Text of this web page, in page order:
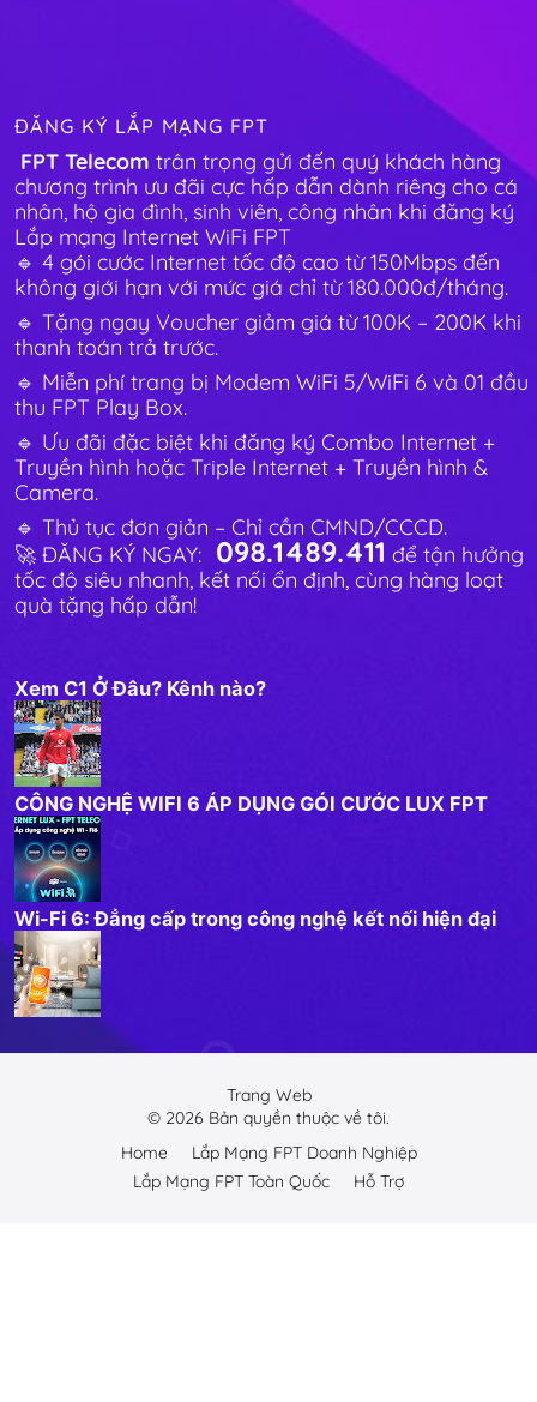
ĐĂNG KÝ LẮP MẠNG FPT
FPT Telecom trân trọng gửi đến quý khách hàng
chương trình ưu đãi cực hấp dẫn dành riêng cho cá
nhân, hộ gia đình, sinh viên, công nhân khi đăng ký
Lắp mạng Internet WiFi FPT
🔹 4 gói cước Internet tốc độ cao từ 150Mbps đến
không giới hạn với mức giá chỉ từ 180.000đ/tháng.
🔹 Tặng ngay Voucher giảm giá từ 100K – 200K khi
thanh toán trả trước.
🔹 Miễn phí trang bị Modem WiFi 5/WiFi 6 và 01 đầu
thu FPT Play Box.
🔹 Ưu đãi đặc biệt khi đăng ký Combo Internet +
Truyền hình hoặc Triple Internet + Truyền hình &
Camera.
🔹 Thủ tục đơn giản – Chỉ cần CMND/CCCD.
🚀 ĐĂNG KÝ NGAY: 098.1489.411 để tận hưởng
tốc độ siêu nhanh, kết nối ổn định, cùng hàng loạt
quà tặng hấp dẫn!
Xem C1 Ở Đâu? Kênh nào?
CÔNG NGHỆ WIFI 6 ÁP DỤNG GÓI CƯỚC LUX FPT
Wi-Fi 6: Đẳng cấp trong công nghệ kết nối hiện đại
Trang Web
© 2026 Bản quyền thuộc về tôi.
Home
Lắp Mạng FPT Doanh Nghiệp
Lắp Mạng FPT Toàn Quốc
Hỗ Trợ